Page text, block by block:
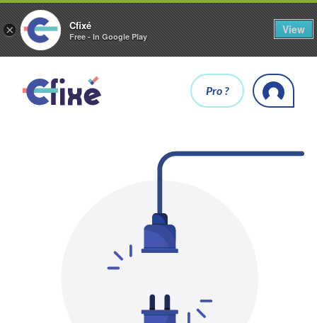
× Cfixé
Free - In Google Play
View
Pro ?